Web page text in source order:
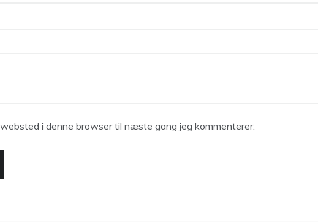
i denne browser til næste gang jeg kommenterer.